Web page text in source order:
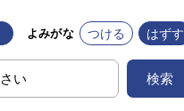
よみがな つける はずす
検索